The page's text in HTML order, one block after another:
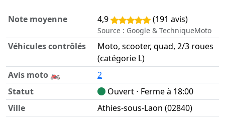
Note moyenne 4,9 (191 avis)
Source : Google & TechniqueMoto
Véhicules contrôlés
Moto, scooter, quad, 2/3 roues
(catégorie L)
Avis moto 🏍️
2
Statut
Ouvert ⋅ Ferme à 18:00
Ville
Athies-sous-Laon (02840)